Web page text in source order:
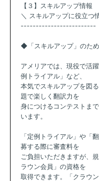
【３】スキルアップ情報
＼ スキルアップに役立つ
-------------------------
◆「スキルアップ」のた
アメリアでは、現役で活
例トライアル」など、
本気でスキルアップを図
題で楽しく翻訳力を
身につけるコンテストま
います。
「定例トライアル」や「
募する際に審査料を
ご負担いただきますが、
ラウン会員」の資格を
取得できます。「クラウ